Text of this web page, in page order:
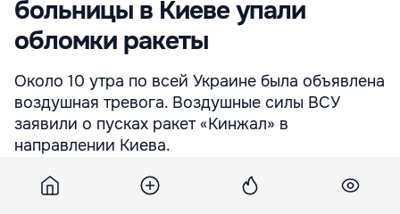
больницы в Киеве упали
обломки ракеты
Около 10 утра по всей Украине была объявлена
воздушная тревога. Воздушные силы ВСУ
заявили о пусках ракет «Кинжал» в
направлении Киева.